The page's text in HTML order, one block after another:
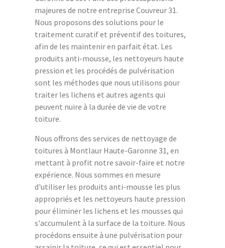
majeures de notre entreprise Couvreur 31.
Nous proposons des solutions pour le
traitement curatif et préventif des toitures,
afin de les maintenir en parfait état. Les
produits anti-mousse, les nettoyeurs haute
pression et les procédés de pulvérisation
sont les méthodes que nous utilisons pour
traiter les lichens et autres agents qui
peuvent nuire à la durée de vie de votre
toiture.
Nous offrons des services de nettoyage de
toitures à Montlaur Haute-Garonne 31, en
mettant à profit notre savoir-faire et notre
expérience. Nous sommes en mesure
d'utiliser les produits anti-mousse les plus
appropriés et les nettoyeurs haute pression
pour éliminer les lichens et les mousses qui
s'accumulent à la surface de la toiture. Nous
procédons ensuite à une pulvérisation pour